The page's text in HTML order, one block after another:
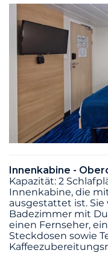
Innenkabine -
Kapazität: 2
Innenkabine, die
ausgestattet ist.
Badezimmer mit
einen Fernseher,
Steckdosen sowie